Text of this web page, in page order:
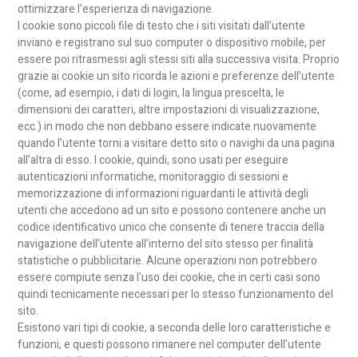
ottimizzare l’esperienza di navigazione.
I cookie sono piccoli file di testo che i siti visitati dall’utente
inviano e registrano sul suo computer o dispositivo mobile, per
essere poi ritrasmessi agli stessi siti alla successiva visita. Proprio
grazie ai cookie un sito ricorda le azioni e preferenze dell’utente
(come, ad esempio, i dati di login, la lingua prescelta, le
dimensioni dei caratteri, altre impostazioni di visualizzazione,
ecc.) in modo che non debbano essere indicate nuovamente
quando l’utente torni a visitare detto sito o navighi da una pagina
all’altra di esso. I cookie, quindi, sono usati per eseguire
autenticazioni informatiche, monitoraggio di sessioni e
memorizzazione di informazioni riguardanti le attività degli
utenti che accedono ad un sito e possono contenere anche un
codice identificativo unico che consente di tenere traccia della
navigazione dell’utente all’interno del sito stesso per finalità
statistiche o pubblicitarie. Alcune operazioni non potrebbero
essere compiute senza l’uso dei cookie, che in certi casi sono
quindi tecnicamente necessari per lo stesso funzionamento del
sito.
Esistono vari tipi di cookie, a seconda delle loro caratteristiche e
funzioni, e questi possono rimanere nel computer dell’utente